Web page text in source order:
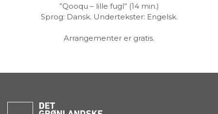
”Qooqu – lille fugl” (14 min.)
Sprog: Dansk. Undertekster: Engelsk.
Arrangementer er gratis.